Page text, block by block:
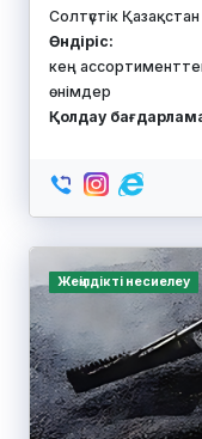
Қорға кепілдік
ПАЛЬЧИК В.Т.
Аймақ:
Солтүстік
Өндіріс: